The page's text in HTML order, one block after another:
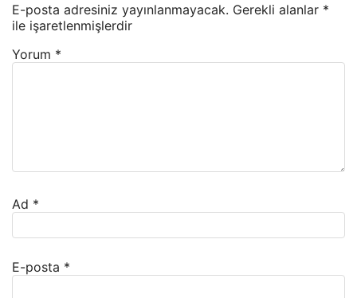
E-posta adresiniz yayınlanmayacak. Gerekli alanlar *
ile işaretlenmişlerdir
Yorum *
Ad *
E-posta *